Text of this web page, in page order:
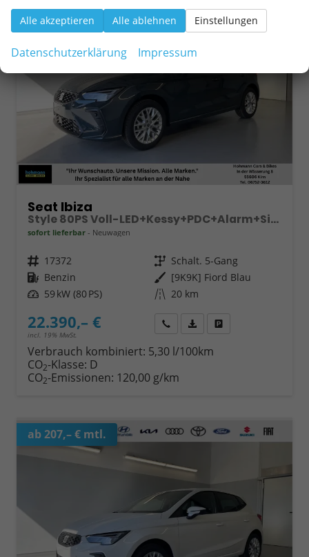
Seat Ibiza
Style 80PS Voll-LED+Kessy+PDC+Alarm+Sitzheizung+Kamera+App-Connect
sofort lieferbar Neuwagen
Fahrzeugnr. 17372 Getriebe Schalt. 5-Gang
Kraftstoff Benzin Außenfarbe [9K9K] Fiord Blau
Leistung 59 kW (80 PS) Kilometerstand 20 km
22.390,– €
incl. 19% MwSt.
Wir rufen Sie anFahrzeugexposé (PDF)
Verbrauch kombiniert: 5,30 l/100km
CO2-Klasse: D
CO2-Emissionen: 120,00 g/km
ab 207,– € mtl.
Alle akzeptieren Alle ablehnen Einstellungen
Datenschutzerklärung Impressum